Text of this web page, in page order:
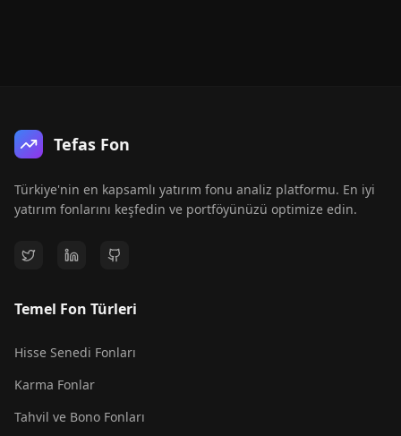
Tefas Fon
Türkiye'nin en kapsamlı yatırım fonu analiz platformu. En iyi
yatırım fonlarını keşfedin ve portföyünüzü optimize edin.
Temel Fon Türleri
Hisse Senedi Fonları
Karma Fonlar
Tahvil ve Bono Fonları